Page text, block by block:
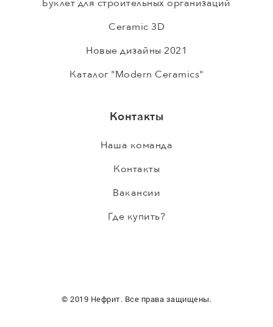
Буклет для строительных организаций
Ceramic 3D
Новые дизайны 2021
Каталог "Modern Ceramics"
Контакты
Наша команда
Контакты
Вакансии
Где купить?
© 2019 Нефрит. Все права защищены.